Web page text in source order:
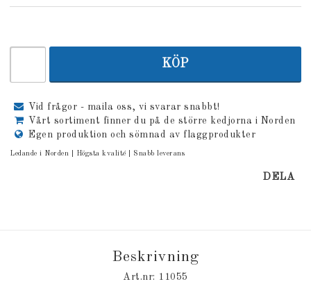
KÖP
Vid frågor - maila oss, vi svarar snabbt!
Vårt sortiment finner du på de större kedjorna i Norden
Egen produktion och sömnad av flaggprodukter
Ledande i Norden | Högsta kvalité | Snabb leverans
DELA
Beskrivning
Art.nr: 11055